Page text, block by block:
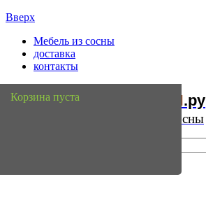
Вверх
Мебель из сосны
доставка
контакты
Мебель Сосны.ру
Интернет магазин мебели из сосны
Корзина пуста